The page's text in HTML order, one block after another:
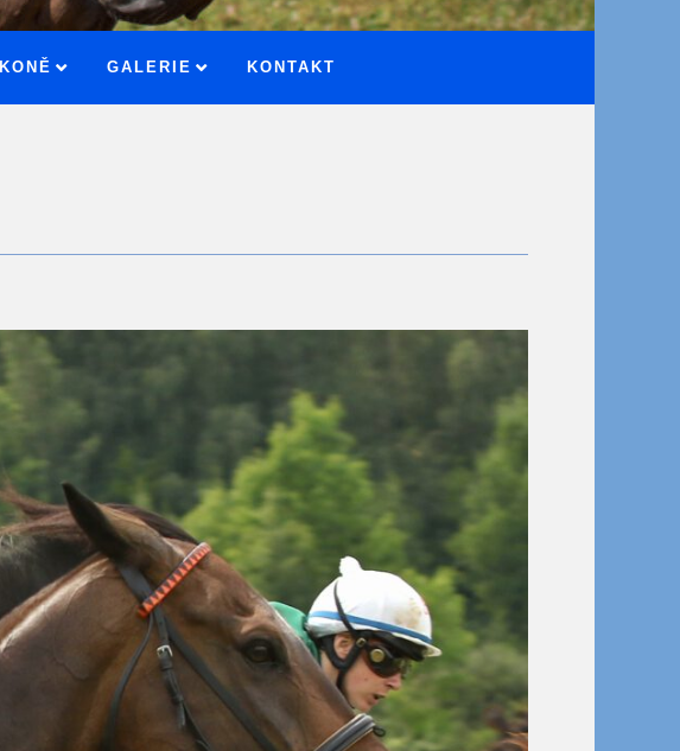
KONĚ GALERIE KONTAKT